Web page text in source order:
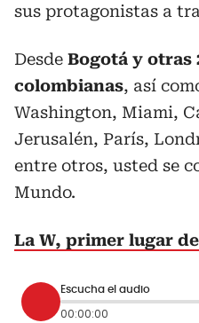
sus protagonistas a
Desde Bogotá y otras
colombianas, así
Washington, Miami,
Jerusalén, París,
entre otros, usted se
Mundo.
La W, primer lugar
Escucha el audio
00:00:00